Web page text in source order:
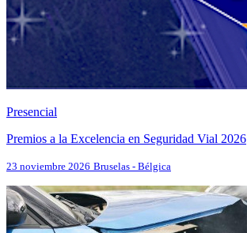
Presencial
Premios a la Excelencia en Seguridad Vial 2026
23 noviembre 2026 Bruselas - Bélgica